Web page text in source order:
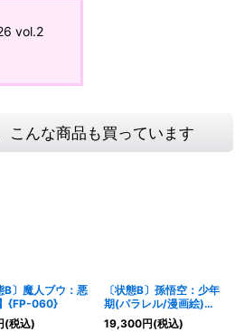
vol.2
こんな商品も買っています
B〕魔人ブウ：悪
】{FP-060}
(税込)
〔状態B〕孫悟空：少年
期(パラレル/漫画絵)
【SR☆】{SB01-018}
19,300円(税込)